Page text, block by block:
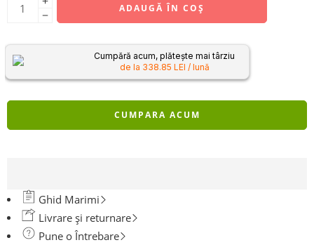
ADAUGĂ ÎN COȘ
Cumpără acum, plătește mai târziu
de la 338.85 LEI / lună
CUMPARA ACUM
Ghid Marimi
Livrare și returnare
Pune o Întrebare